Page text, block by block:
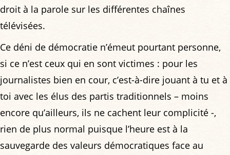
droit à la parole sur les différentes chaînes
télévisées.
Ce déni de démocratie n’émeut pourtant personne,
si ce n’est ceux qui en sont victimes : pour les
journalistes bien en cour, c’est-à-dire jouant à tu et à
toi avec les élus des partis traditionnels – moins
encore qu’ailleurs, ils ne cachent leur complicité -,
rien de plus normal puisque l’heure est à la
sauvegarde des valeurs démocratiques face au